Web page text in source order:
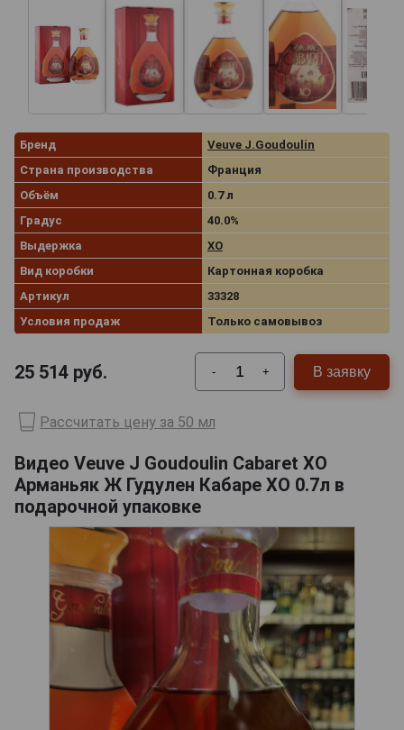
Бренд
Veuve J.Goudoulin
Страна производства
Франция
Объём
0.7 л
Градус
40.0%
Выдержка
XO
Вид коробки
Картонная коробка
Артикул
33328
Условия продаж
Только самовывоз
25 514 руб. - + В заявку
Рассчитать цену за 50 мл
Видео Veuve J Goudoulin Cabaret XO
Арманьяк Ж Гудулен Кабаре ХО 0.7л в
подарочной упаковке